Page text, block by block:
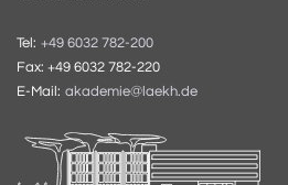
Tel: +49 6032 782-200
Fax: +49 6032 782-220
E-Mail: akademie@laekh.de